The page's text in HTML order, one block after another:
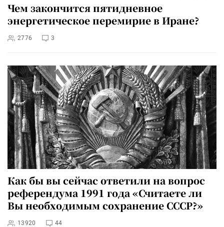
Чем закончится пятидневное
энергетическое перемирие в Иране?
2776 3
Как бы вы сейчас ответили на вопрос
референдума 1991 года «Считаете ли
Вы необходимым сохранение СССР?»
13920 44